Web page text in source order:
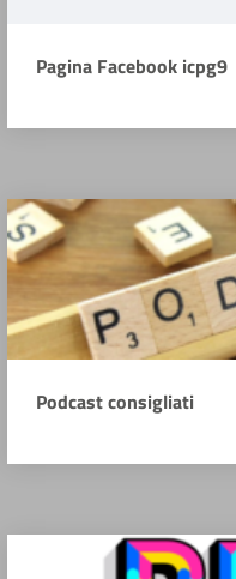
Pagina Facebook icpg9
Podcast consigliati